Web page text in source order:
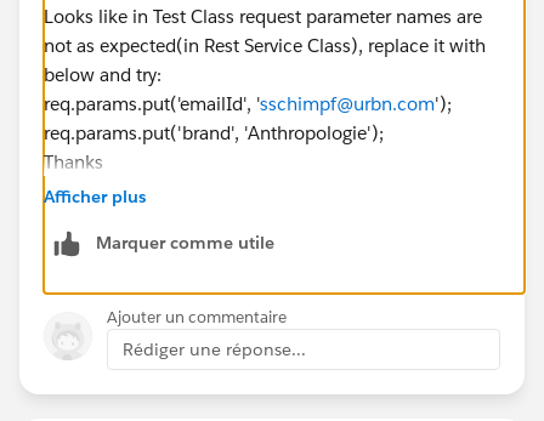
@IsTest
private class PersonContactRestEndpointTest
{
static testMethod void testGetMethod()
{
Account acc = new Account();
acc.Name
insert acc;
// Create Required data here
Test.startTest();
RestResponse res = new RestResponse();
Looks like in Test Class request parameter names are
not as expected(in Rest Service Class), replace it with
below and try:
req.params.put('emailId', 'sschimpf@urbn.com');
req.params.put('brand', 'Anthropologie');
Thanks
Afficher plus
Marquer comme utile
Ajouter un commentaire
Rédiger une réponse...